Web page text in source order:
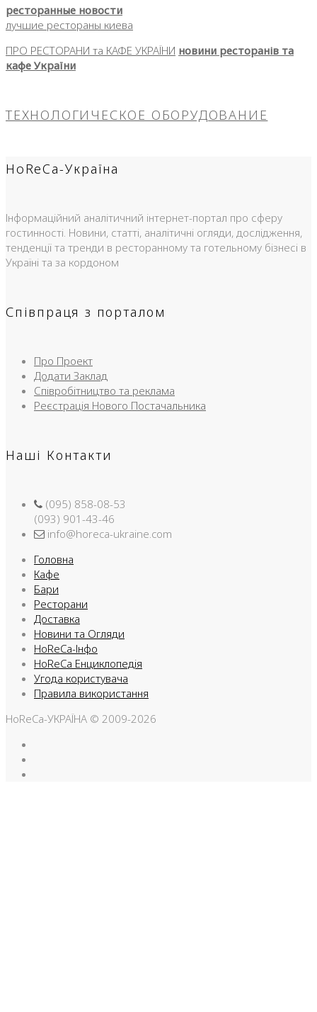
ресторанные новости
лучшие рестораны киева
ПРО РЕСТОРАНИ та КАФЕ УКРАЇНИ новини ресторанів та
кафе України
ТЕХНОЛОГИЧЕСКОЕ ОБОРУДОВАНИЕ
HoReCa-Україна
Інформаційний аналітичний інтернет-портал про сферу
гостинності. Новини, статті, аналітичні огляди, дослідження,
тенденції та тренди в ресторанному та готельному бізнесі в
Україні та за кордоном
Співпраця з порталом
Про Проект
Додати Заклад
Співробітництво та реклама
Реєстрація Нового Постачальника
Наші Контакти
(095) 858-08-53
(093) 901-43-46
info@horeca-ukraine.com
Головна
Кафе
Бари
Ресторани
Доставка
Новини та Огляди
HoReCa-Інфо
HoReCa Енциклопедія
Угода користувача
Правила використання
HoReCa-УКРАЇНА © 2009-2026